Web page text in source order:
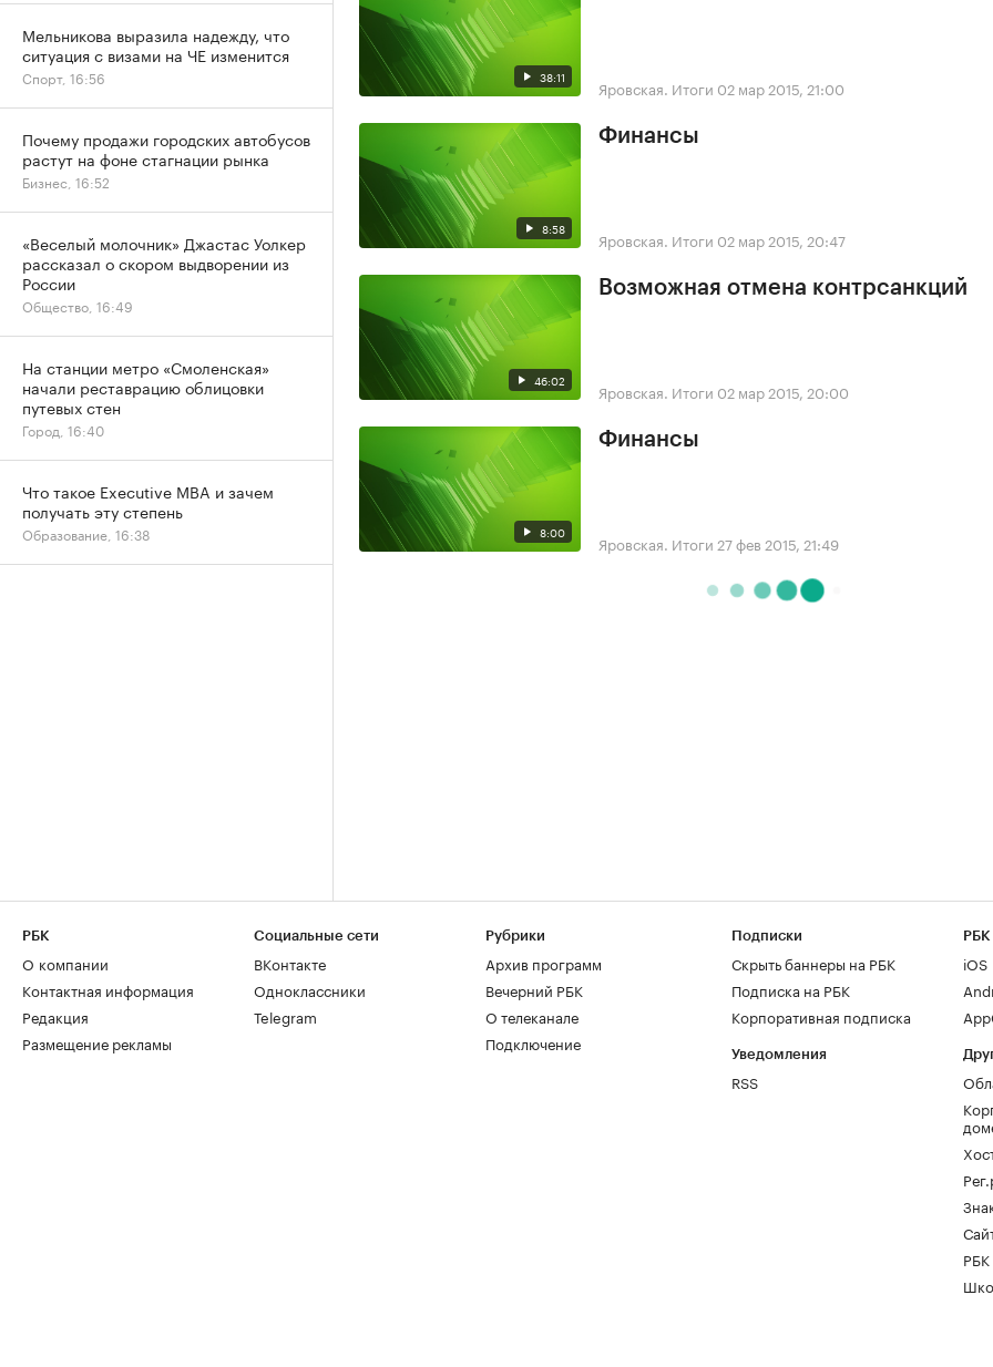
38:11 Яровская. Итоги 02 мар 2015, 21:00
8:58
Финансы
Яровская. Итоги 02 мар 2015, 20:47
46:02
Возможная отмена контрсанкций
Яровская. Итоги 02 мар 2015, 20:00
8:00
Финансы
Яровская. Итоги 27 фев 2015, 21:49
Мельникова выразила надежду, что
ситуация с визами на ЧЕ изменится
Спорт, 16:56
Почему продажи городских автобусов
растут на фоне стагнации рынка
Бизнес, 16:52
«Веселый молочник» Джастас Уолкер
рассказал о скором выдворении из
России
Общество, 16:49
На станции метро «Смоленская»
начали реставрацию облицовки
путевых стен
Город, 16:40
Что такое Executive MBA и зачем
получать эту степень
Образование, 16:38
РБК
О компании
Контактная информация
Редакция
Размещение рекламы
Социальные сети
ВКонтакте
Одноклассники
Telegram
Рубрики
Архив программ
Вечерний РБК
О телеканале
Подключение
Подписки
Скрыть баннеры на РБК
Подписка на РБК
Корпоративная подписка
Уведомления
RSS
РБК
iOS